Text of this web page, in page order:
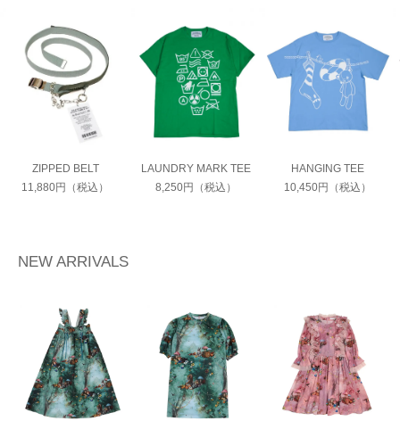
ZIPPED BELT
11,880円（税込）
LAUNDRY MARK TEE
8,250円（税込）
HANGING TEE
10,450円（税込）
NEW ARRIVALS